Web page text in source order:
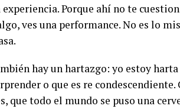
Porque ahí no te
ves una performance. No es lo
hay un hartazgo: yo estoy
o que es re
que todo el mundo se puso una